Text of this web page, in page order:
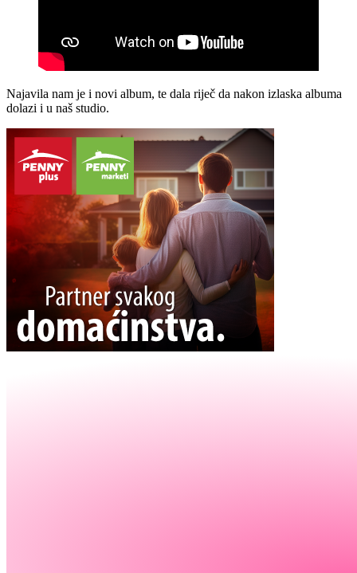
Najavila nam je i novi album, te dala riječ da nakon izlaska albuma
dolazi i u naš studio.